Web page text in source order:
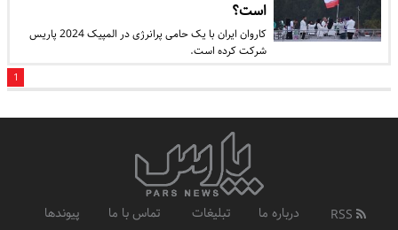
است؟
کاروان ایران با یک حامی پرانرژی در المپیک 2024 پاریس
شرکت کرده است.
1
درباره ما تبلیغات تماس با ما پیوندها